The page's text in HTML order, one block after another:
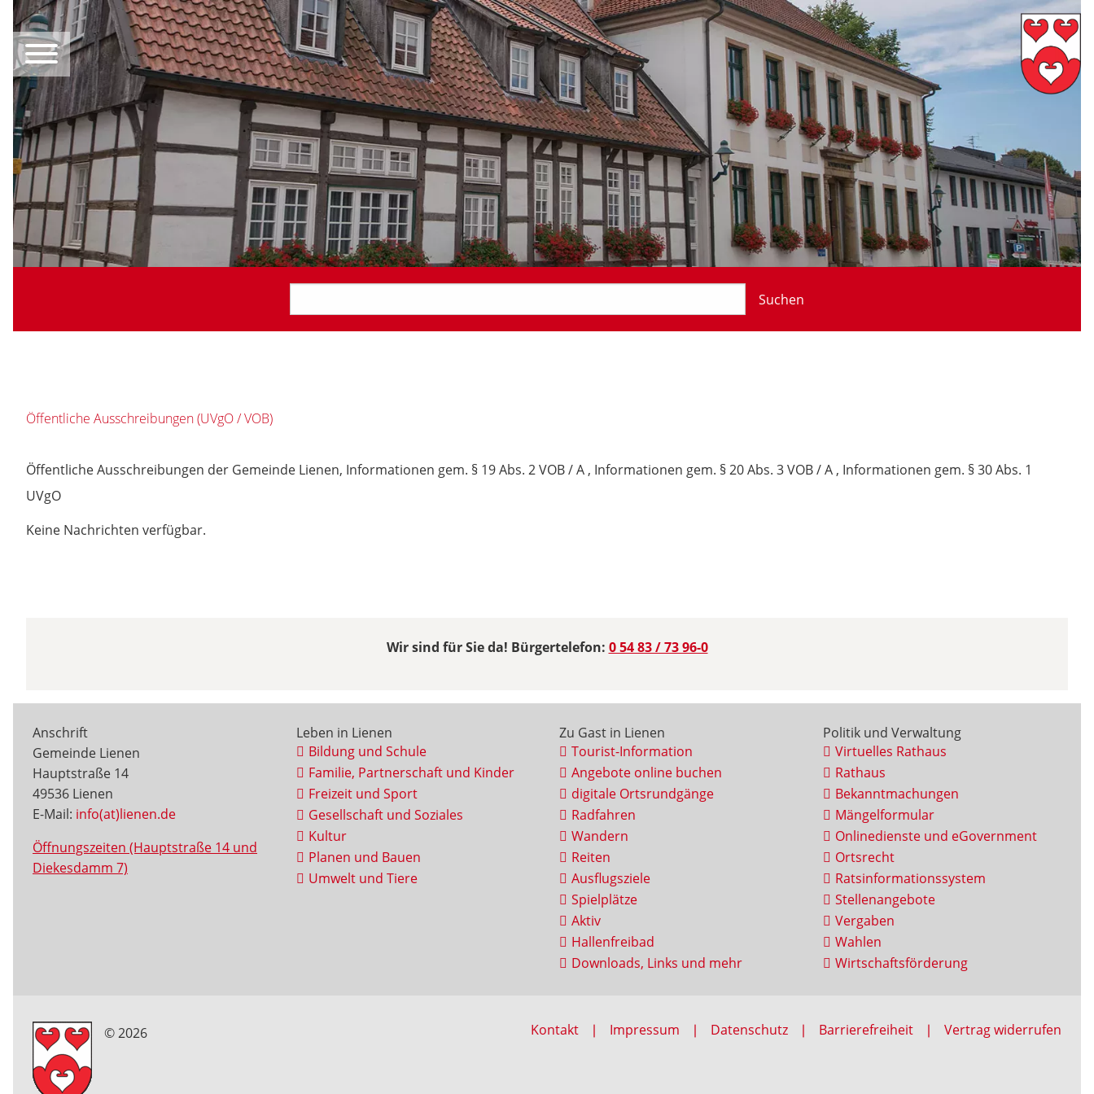
Suchen
Öffentliche Ausschreibungen (UVgO / VOB)
Öffentliche Ausschreibungen der Gemeinde Lienen, Informationen gem. § 19 Abs. 2 VOB / A , Informationen gem. § 20 Abs. 3 VOB / A , Informationen gem. § 30 Abs. 1
UVgO
Keine Nachrichten verfügbar.
Wir sind für Sie da! Bürgertelefon: 0 54 83 / 73 96-0
Anschrift
Gemeinde Lienen
Hauptstraße 14
49536 Lienen
E-Mail: info(at)lienen.de
Öffnungszeiten (Hauptstraße 14 und
Diekesdamm 7)
Leben in Lienen
Bildung und Schule
Familie, Partnerschaft und Kinder
Freizeit und Sport
Gesellschaft und Soziales
Kultur
Planen und Bauen
Umwelt und Tiere
Zu Gast in Lienen
Tourist-Information
Angebote online buchen
digitale Ortsrundgänge
Radfahren
Wandern
Reiten
Ausflugsziele
Spielplätze
Aktiv
Hallenfreibad
Downloads, Links und mehr
Politik und Verwaltung
Virtuelles Rathaus
Rathaus
Bekanntmachungen
Mängelformular
Onlinedienste und eGovernment
Ortsrecht
Ratsinformationssystem
Stellenangebote
Vergaben
Wahlen
Wirtschaftsförderung
© 2026 Kontakt Impressum Datenschutz Barrierefreiheit Vertrag widerrufen